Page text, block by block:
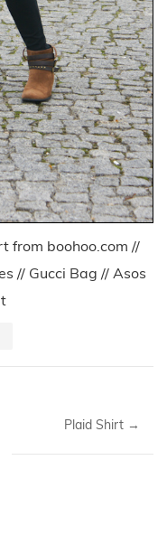
from boohoo.com //
// Gucci Bag // Asos
Plaid Shirt →